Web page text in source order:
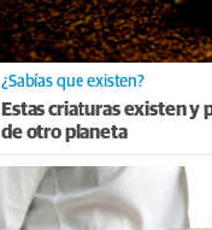
¿Sabías que existen?
Estas criaturas existen y
de otro planeta